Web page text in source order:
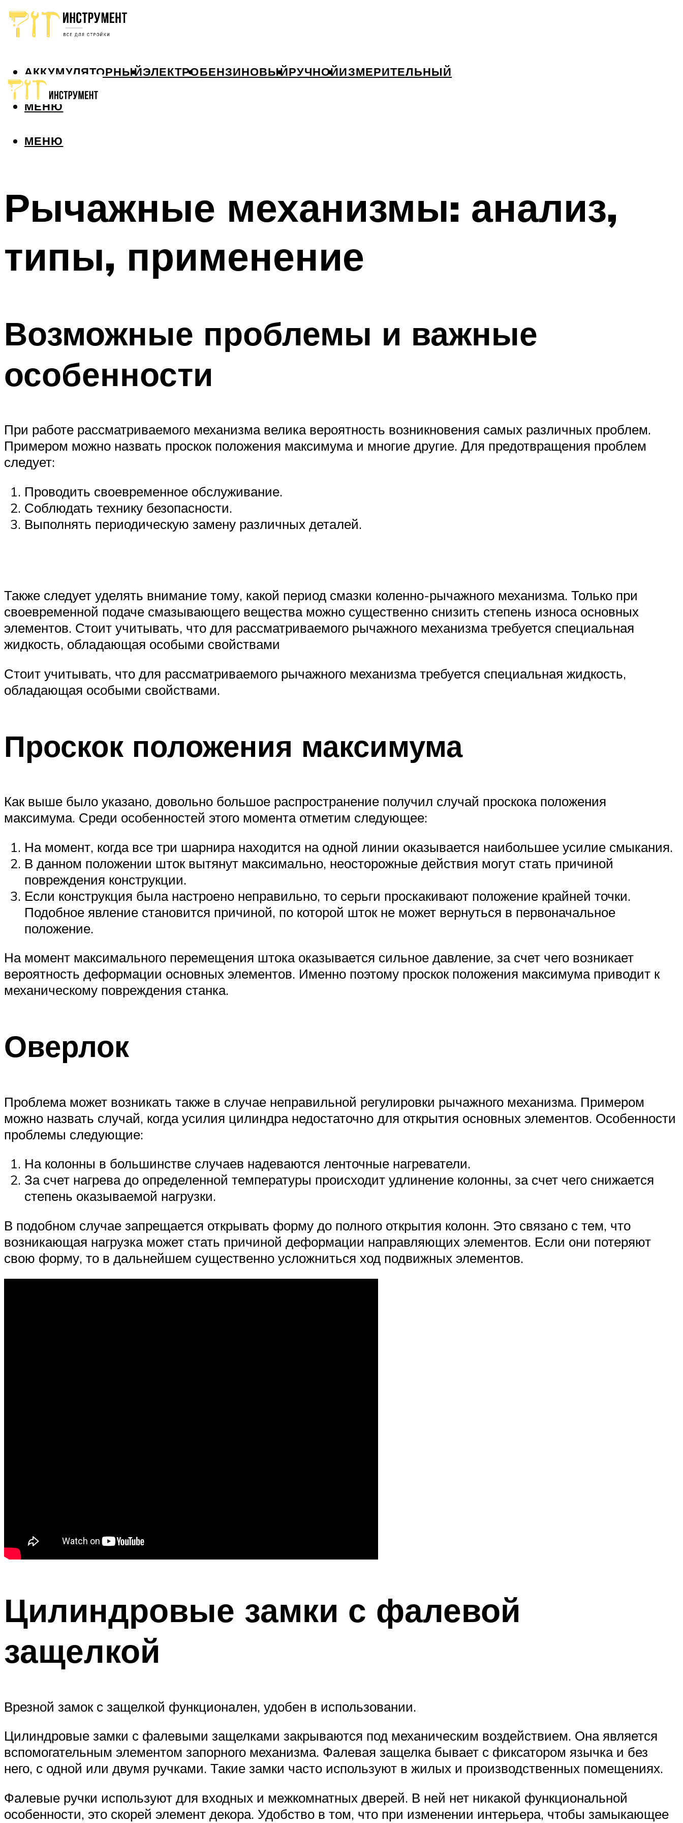
АККУМУЛЯТОРНЫЙЭЛЕКТРОБЕНЗИНОВЫЙРУЧНОЙИЗМЕРИТЕЛЬНЫЙ
МЕНЮ
МЕНЮ
Рычажные механизмы: анализ,
типы, применение
Возможные проблемы и важные
особенности
При работе рассматриваемого механизма велика вероятность возникновения самых различных проблем.
Примером можно назвать проскок положения максимума и многие другие. Для предотвращения проблем
следует:
Проводить своевременное обслуживание.
Соблюдать технику безопасности.
Выполнять периодическую замену различных деталей.
Также следует уделять внимание тому, какой период смазки коленно-рычажного механизма. Только при
своевременной подаче смазывающего вещества можно существенно снизить степень износа основных
элементов. Стоит учитывать, что для рассматриваемого рычажного механизма требуется специальная
жидкость, обладающая особыми свойствами
Стоит учитывать, что для рассматриваемого рычажного механизма требуется специальная жидкость,
обладающая особыми свойствами.
Проскок положения максимума
Как выше было указано, довольно большое распространение получил случай проскока положения
максимума. Среди особенностей этого момента отметим следующее:
На момент, когда все три шарнира находится на одной линии оказывается наибольшее усилие смыкания.
В данном положении шток вытянут максимально, неосторожные действия могут стать причиной
повреждения конструкции.
Если конструкция была настроено неправильно, то серьги проскакивают положение крайней точки.
Подобное явление становится причиной, по которой шток не может вернуться в первоначальное
положение.
На момент максимального перемещения штока оказывается сильное давление, за счет чего возникает
вероятность деформации основных элементов. Именно поэтому проскок положения максимума приводит к
механическому повреждения станка.
Оверлок
Проблема может возникать также в случае неправильной регулировки рычажного механизма. Примером
можно назвать случай, когда усилия цилиндра недостаточно для открытия основных элементов. Особенности
проблемы следующие:
На колонны в большинстве случаев надеваются ленточные нагреватели.
За счет нагрева до определенной температуры происходит удлинение колонны, за счет чего снижается
степень оказываемой нагрузки.
В подобном случае запрещается открывать форму до полного открытия колонн. Это связано с тем, что
возникающая нагрузка может стать причиной деформации направляющих элементов. Если они потеряют
свою форму, то в дальнейшем существенно усложниться ход подвижных элементов.
Цилиндровые замки с фалевой
защелкой
Врезной замок с защелкой функционален, удобен в использовании.
Цилиндровые замки с фалевыми защелками закрываются под механическим воздействием. Она является
вспомогательным элементом запорного механизма. Фалевая защелка бывает с фиксатором язычка и без
него, с одной или двумя ручками. Такие замки часто используют в жилых и производственных помещениях.
Фалевые ручки используют для входных и межкомнатных дверей. В ней нет никакой функциональной
особенности, это скорей элемент декора. Удобство в том, что при изменении интерьера, чтобы замыкающее